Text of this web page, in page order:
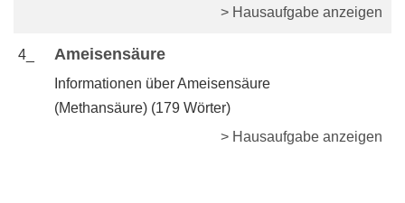
> Hausaufgabe anzeigen
4_ Ameisensäure
Informationen über Ameisensäure
(Methansäure) (179 Wörter)
> Hausaufgabe anzeigen